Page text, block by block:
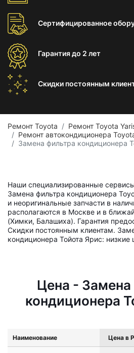
Сертифицированное
Гарантиядо 2 лет
Скидки постоянным
Ремонт Toyota
Ремонт Toyota
Ремонт автокондиционера
Замена фильтра кондиционера
Наши специализированные
Замена фильтра кондиционера
и неоригинальные запчасти в
располагаются в Москве и в
(Химки, Балашиха). Гарантия
Скидки постоянным клиентам.
кондиционера Тойота Ярис: низкие
Цена - Замена
кондиционера
Наименование Цена в